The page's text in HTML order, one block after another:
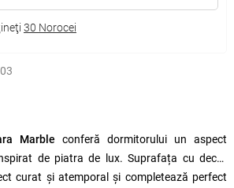
30 Norocei
Marble conferă dormitorului un aspect
de piatra de lux. Suprafața cu decor
curat și atemporal și completează perfect